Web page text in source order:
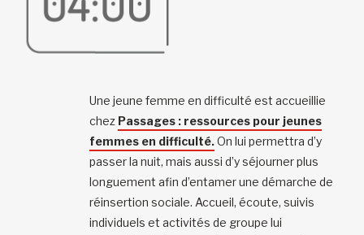
Une jeune femme en difficulté est accueillie
chez Passages : ressources pour jeunes
femmes en difficulté.On lui permettra d’y
passer la nuit, mais aussi d’y séjourner plus
longuement afin d’entamer une démarche de
réinsertion sociale. Accueil, écoute, suivis
individuels et activités de groupe lui